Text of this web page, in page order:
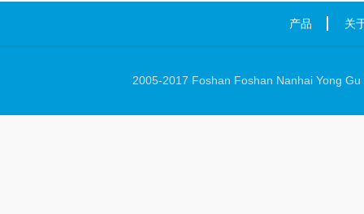
产品 关
2005-2017 Foshan Foshan Nanhai Yong